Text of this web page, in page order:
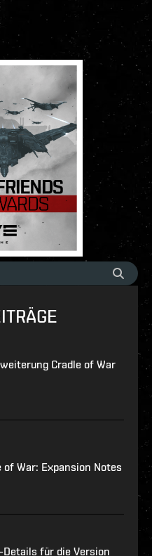
Cradle of War
of War: Expansion Notes
Details für die Version